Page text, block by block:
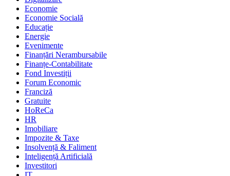
Economie
Economie Socială
Educație
Energie
Evenimente
Finanțări Nerambursabile
Finanțe-Contabilitate
Fond Investiții
Forum Economic
Franciză
Gratuite
HoReCa
HR
Imobiliare
Impozite & Taxe
Insolvență & Faliment
Inteligență Artificială
Investitori